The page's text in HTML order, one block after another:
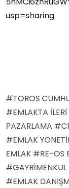
usp=sharing
#TOROS
#EMLAKTA
PAZARLAMA
#EMLAK
EMLAK #RE-OS
#EMLAK